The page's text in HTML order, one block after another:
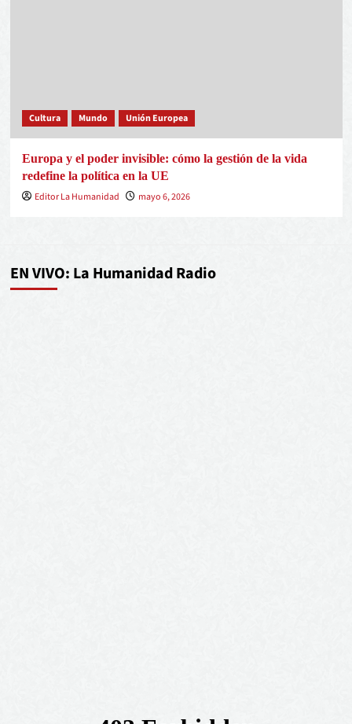
Cultura Mundo Unión Europea
Europa y el poder invisible: cómo la gestión de la vida
redefine la política en la UE
Editor La Humanidad
mayo 6, 2026
EN VIVO: La Humanidad Radio